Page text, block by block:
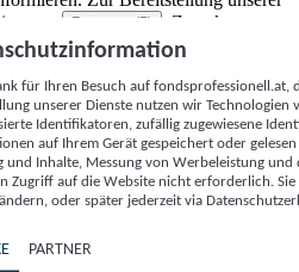
von
Partnern (5)
. Zwecke:
Messung von Werbeleistung
sowie Zielgruppenforschung.
Online-Kennungen (z. B. login-
Kennungen,
zusammen mit anderen
und Browserinformationen,
Technologien usw.) auf
von dort ausgelesen werden, um es
es eine App oder einer Webseite
oder mehrere der hier aufgeführten
für Ihren Besuch auf
unserer Dienste nutzen wir Technologien
Identifikatoren, zufällig zugewiesene
auf Ihrem Gerät gespeichert oder
und Inhalte, Messung von Werbeleistung
Zugriff auf die Website nicht erforderlich.
oder später jederzeit via
PARTNER